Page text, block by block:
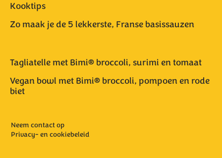
Kooktips
Zo maak je de 5 lekkerste, Franse basissauzen
Tagliatelle met Bimi® broccoli, surimi en tomaat
Vegan bowl met Bimi® broccoli, pompoen en rode
biet
Neem contact op
Privacy- en cookiebeleid